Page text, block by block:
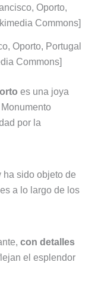
Oporto, Portugal
Commons]
es una joya
por la
ha sido objeto de
a lo largo de los
con detalles
el esplendor